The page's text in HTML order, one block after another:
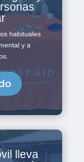
habituales
y a
lleva